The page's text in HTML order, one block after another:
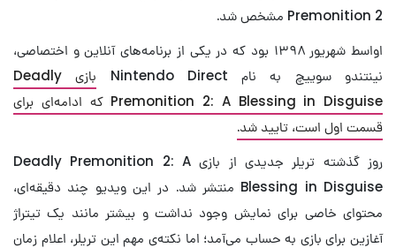
Premonition 2 مشخص شد.
اواسط شهریور ۱۳۹۸ بود که در یکی از برنامه‌های آنلاین و اختصاصی،
نینتندو سوییچ به نام Nintendo Direct
بازی Deadly
Premonition 2: A Blessing in Disguise که ادامه‌ای برای
قسمت اول است، تایید شد.
روز گذشته تریلر جدیدی از بازی Deadly Premonition 2: A
Blessing in Disguise منتشر شد. در این ویدیو چند دقیقه‌ای،
محتوای خاصی برای نمایش وجود نداشت و بیشتر مانند یک تیتراژ
آغازین برای بازی به حساب می‌آمد؛ اما نکته‌ی مهم این تریلر، اعلام زمان